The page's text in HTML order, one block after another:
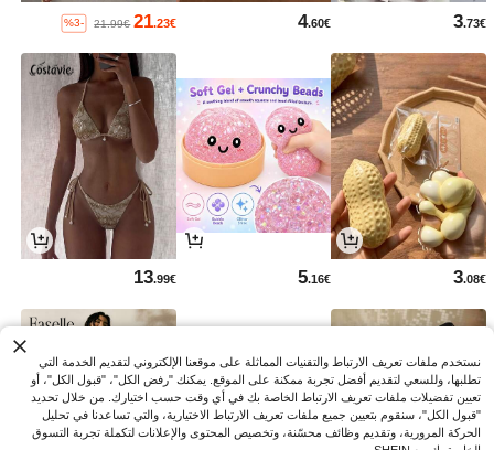
3.73€
4.60€
21.23€
21.99€
%3-
3.08€
5.16€
13.99€
نستخدم ملفات تعريف الارتباط والتقنيات المماثلة على موقعنا الإلكتروني لتقديم الخدمة التي
تطلبها، وللسعي لتقديم أفضل تجربة ممكنة على الموقع. يمكنك "رفض الكل"، "قبول الكل"، أو
تعيين تفضيلات ملفات تعريف الارتباط الخاصة بك في أي وقت حسب اختيارك. من خلال تحديد
"قبول الكل"، سنقوم بتعيين جميع ملفات تعريف الارتباط الاختيارية، والتي تساعدنا في تحليل
الحركة المرورية، وتقديم وظائف محسّنة، وتخصيص المحتوى والإعلانات لتكملة تجربة التسوق